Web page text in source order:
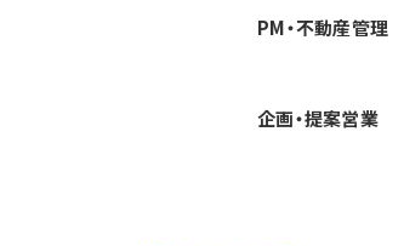
PM・不動産管理
企画・提案営業